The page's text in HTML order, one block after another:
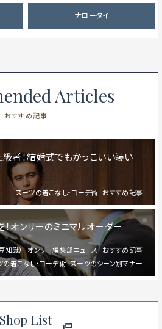
ナロータイ
Articles
おすすめ記事
者！結婚式でもかっこいい装い
おすすめ記事
スーツの着こなし・コーデ術
オンリーのミニマルオーダー
おすすめ記事
オンリー編集部ニュース
知識）
スーツのシーン別マナー
の着こなし・コーデ術
Shop List